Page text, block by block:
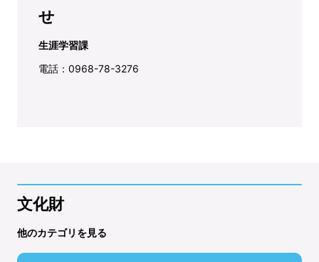
せ
生涯学習課
電話：0968-78-3276
文化財
他のカテゴリを見る